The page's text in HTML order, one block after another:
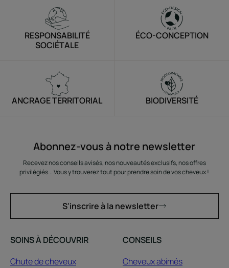
RESPONSABILITÉ
SOCIÉTALE
ÉCO-CONCEPTION
ANCRAGE TERRITORIAL BIODIVERSITÉ
Abonnez-vous à notre newsletter
Recevez nos conseils avisés, nos nouveautés exclusifs, nos offres
privilégiés... Vous y trouverez tout pour prendre soin de vos cheveux !
S'inscrire à la newsletter
SOINS À DÉCOUVRIR
Chute de cheveux
CONSEILS
Cheveux abimés